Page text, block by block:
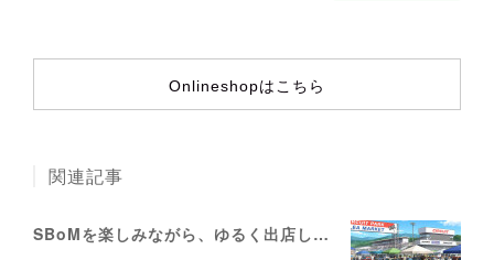
Onlineshopはこちら
関連記事
SBoMを楽しみながら、ゆるく出店しませんか？